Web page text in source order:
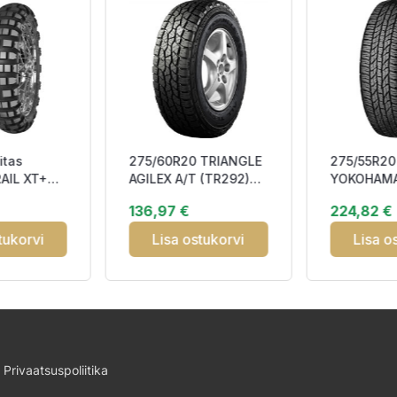
XT+
ROAD Fr
275/60R20 TRIANGLE
AGILEX A/T (TR292)
136,97 €
Lisa ostukorvi
275/55R20
G015 117H
ECB72
224,82 €
Lisa
Privaatsuspoliitika